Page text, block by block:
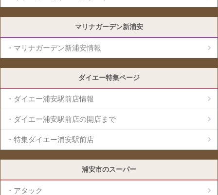
マリナガーデン新浦安
・マリナガーデン新浦安情報
ダイエー特集ページ
・ダイエー浦安駅前店情報
・ダイエー浦安駅前店の開店まで
・特集ダイエー浦安駅前店
浦安市のスーパー
・アタック